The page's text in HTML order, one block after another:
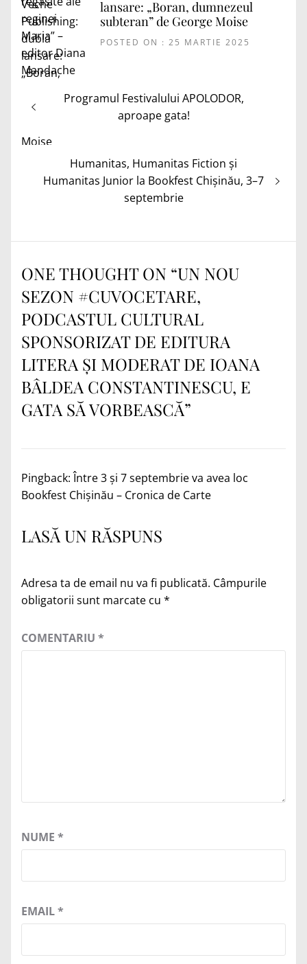
lansare: „Boran, dumnezeul
subteran” de George Moise
POSTED ON : 25 MARTIE 2025
Navigare
în
articole
Articolul
Programul Festivalului APOLODOR,
aproape gata!
Articolul
următor:
Humanitas, Humanitas Fiction și
Humanitas Junior la Bookfest Chișinău, 3–7
septembrie
ONE THOUGHT ON “UN NOU
SEZON #CUVOCETARE,
PODCASTUL CULTURAL
SPONSORIZAT DE EDITURA
LITERA ȘI MODERAT DE IOANA
BÂLDEA CONSTANTINESCU, E
GATA SĂ VORBEASCĂ”
Pingback:Între 3 și 7 septembrie va avea loc
Bookfest Chișinău – Cronica de Carte
LASĂ UN RĂSPUNS
Adresa ta de email nu va fi publicată. Câmpurile
obligatorii sunt marcate cu *
COMENTARIU *
NUME *
EMAIL*